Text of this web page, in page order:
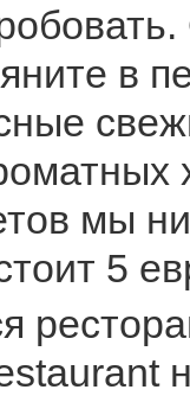
в
мы
5